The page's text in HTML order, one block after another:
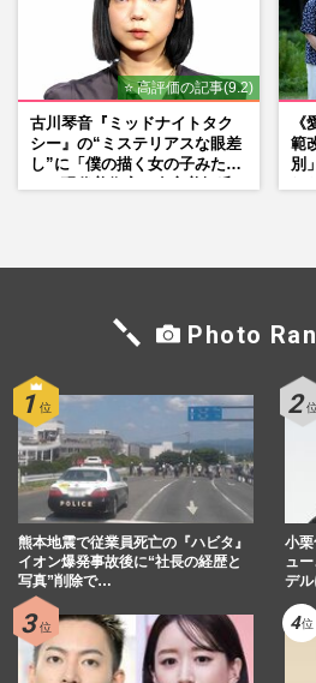
⭐ 高評価の記事(9.2)
古川琴音『ミッドナイトタク
シー』の“ミステリアスな眼差
し”に「僕の描く女の子みた
範
別
Photo
熊本地震で従業員死亡の『ハビタ』
イオン爆発事故後に“社長の経歴と
写真”削除で…
小
ュ
デ